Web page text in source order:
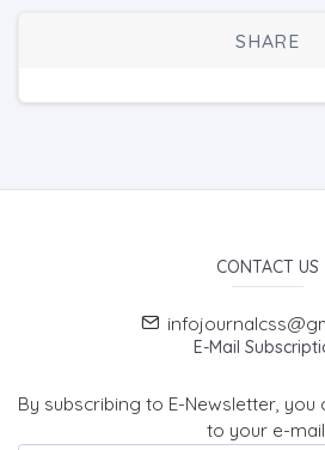
SHARE
CONTACT US
E-Mail
By subscribing to E-Newsletter,
to your e-